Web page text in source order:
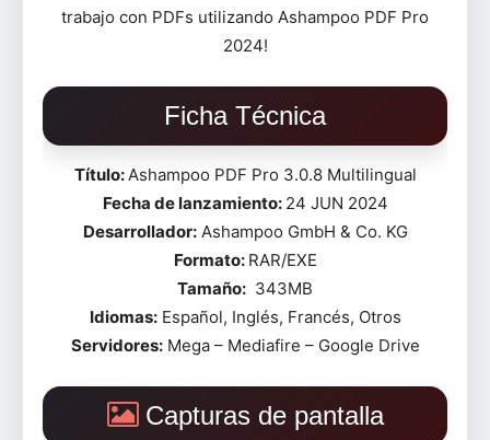
trabajo con PDFs utilizando Ashampoo PDF Pro
2024!
Ficha Técnica
Título:Ashampoo PDF Pro 3.0.8 Multilingual
Fecha de lanzamiento: 24 JUN 2024
Desarrollador:Ashampoo GmbH & Co. KG
Formato: RAR/EXE
Tamaño: 343MB
Idiomas:Español, Inglés, Francés, Otros
Servidores:Mega – Mediafire – Google Drive
Capturas de pantalla